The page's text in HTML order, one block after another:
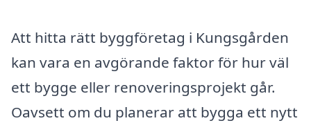
Att hitta rätt byggföretag i Kungsgården
kan vara en avgörande faktor för hur väl
ett bygge eller renoveringsprojekt går.
Oavsett om du planerar att bygga ett nytt